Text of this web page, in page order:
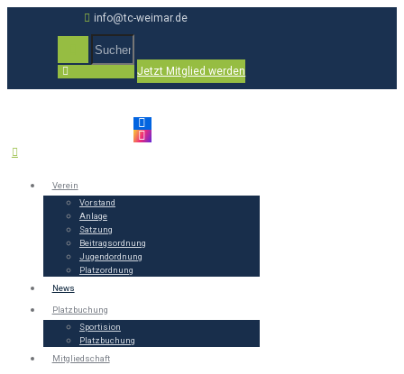
info@tc-weimar.de
Jetzt Mitglied werden
Verein
Vorstand
Anlage
Satzung
Beitragsordnung
Jugendordnung
Platzordnung
News
Platzbuchung
Sportision
Platzbuchung
Mitgliedschaft